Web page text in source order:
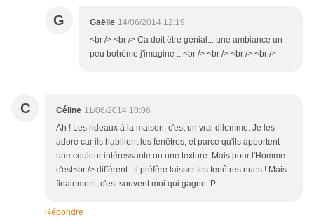
G Gaëlle 14/06/2014 12:19
<br /> <br /> Ca doit être génial... une ambiance un
peu bohème j'imagine ...<br /> <br /> <br /> <br />
C Céline 11/06/2014 10:06
Ah ! Les rideaux à la maison, c'est un vrai dilemme. Je les
adore car ils habillent les fenêtres, et parce qu'ils apportent
une couleur intéressante ou une texture. Mais pour l'Homme
c'est<br /> différent : il préfère laisser les fenêtres nues ! Mais
finalement, c'est souvent moi qui gagne :P
Répondre